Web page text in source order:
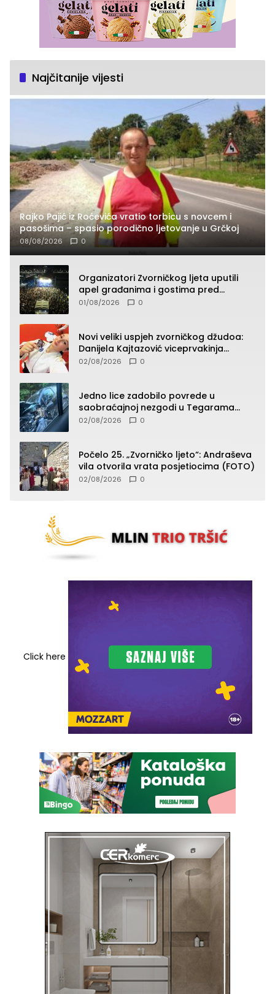
Najčitanije vijesti
Rajko Pajić iz Roćevića vratio torbicu s novcem i
pasošima – spasio porodično ljetovanje u Grčkoj
08/08/2026 0
Organizatori Zvorničkog ljeta uputili
apel građanima i gostima pred
početak koncertnog programa
01/08/2026 0
Novi veliki uspjeh zvorničkog džudoa:
Danijela Kajtazović viceprvakinja
Balkana u seniorskoj konkurenciji
02/08/2026 0
Jedno lice zadobilo povrede u
saobraćajnoj nezgodi u Tegarama
(FOTO)
02/08/2026 0
Počelo 25. „Zvorničko ljeto“: Andraševa
vila otvorila vrata posjetiocima (FOTO)
02/08/2026 0
Click here